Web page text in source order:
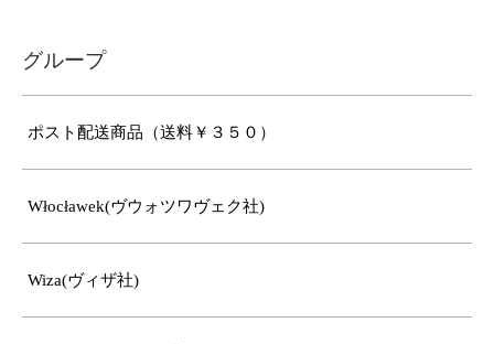
グループ
ポスト配送商品（送料￥３５０）
Włocławek(ヴウォツワヴェク社)
Wiza(ヴィザ社)